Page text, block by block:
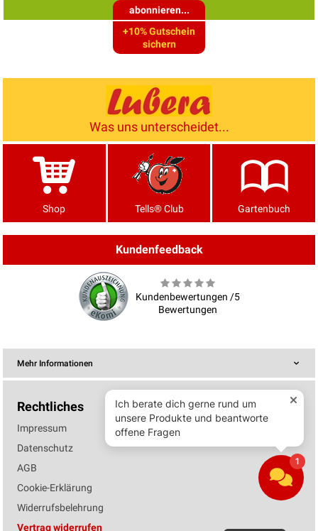
abonnieren...
+10% Gutschein
sichern
Was uns unterscheidet...
Shop Tells® Club Gartenbuch
Kundenfeedback
Kundenbewertungen /5
Bewertungen
Mehr Informationen
Rechtliches
Impressum
Datenschutz
AGB
Cookie-Erklärung
Widerrufsbelehrung
Vertrag widerrufen